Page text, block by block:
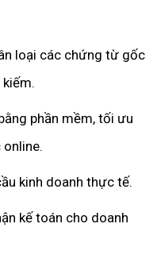
loại các chứng từ gốc
phần mềm, tối ưu
kinh doanh thực tế.
kế toán cho doanh